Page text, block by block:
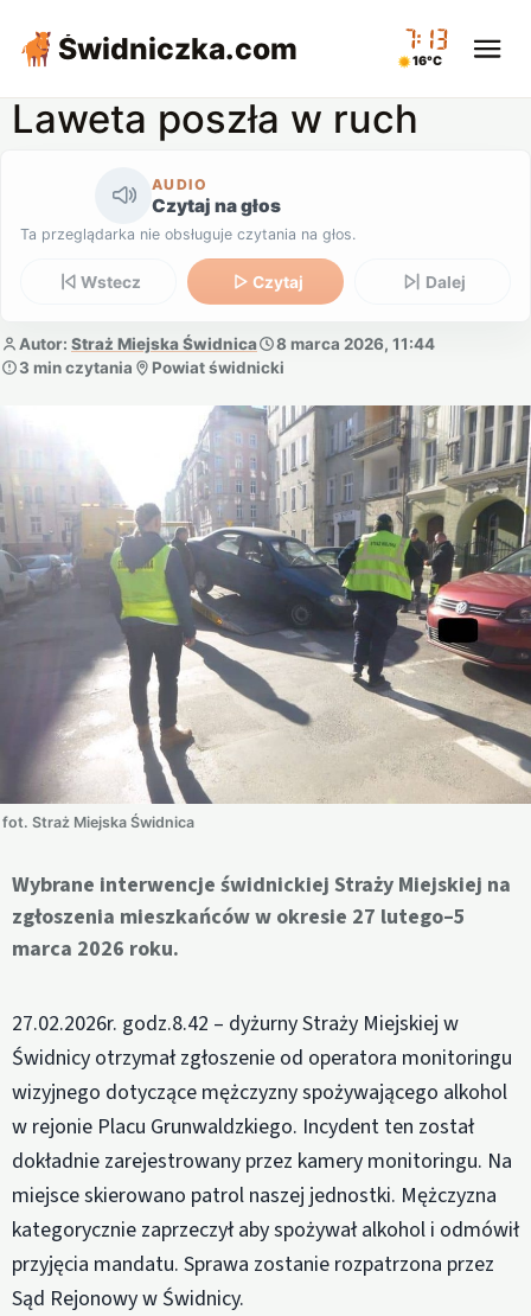
Świdniczka.com 07:13
16°C
Laweta poszła w ruch
AUDIO
Czytaj na głos
Ta przeglądarka nie obsługuje czytania na głos.
Wstecz Czytaj Dalej
Autor: Straż Miejska Świdnica
8 marca 2026, 11:44
3 min czytania
Powiat świdnicki
fot. Straż Miejska Świdnica
Wybrane interwencje świdnickiej Straży Miejskiej na
zgłoszenia mieszkańców w okresie 27 lutego–5
marca 2026 roku.
27.02.2026r. godz.8.42 – dyżurny Straży Miejskiej w
Świdnicy otrzymał zgłoszenie od operatora monitoringu
wizyjnego dotyczące mężczyzny spożywającego alkohol
w rejonie Placu Grunwaldzkiego. Incydent ten został
dokładnie zarejestrowany przez kamery monitoringu. Na
miejsce skierowano patrol naszej jednostki. Mężczyzna
kategorycznie zaprzeczył aby spożywał alkohol i odmówił
przyjęcia mandatu. Sprawa zostanie rozpatrzona przez
Sąd Rejonowy w Świdnicy.